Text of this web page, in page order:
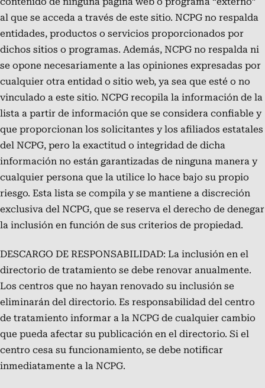
al que se acceda a través de este sitio. NCPG no respalda
entidades, productos o servicios proporcionados por
dichos sitios o programas. Además, NCPG no respalda ni
se opone necesariamente a las opiniones expresadas por
cualquier otra entidad o sitio web, ya sea que esté o no
vinculado a este sitio. NCPG recopila la información de la
lista a partir de información que se considera confiable y
que proporcionan los solicitantes y los afiliados estatales
del NCPG, pero la exactitud o integridad de dicha
información no están garantizadas de ninguna manera y
cualquier persona que la utilice lo hace bajo su propio
riesgo. Esta lista se compila y se mantiene a discreción
exclusiva del NCPG, que se reserva el derecho de denegar
la inclusión en función de sus criterios de propiedad.
DESCARGO DE RESPONSABILIDAD: La inclusión en el
directorio de tratamiento se debe renovar anualmente.
Los centros que no hayan renovado su inclusión se
eliminarán del directorio. Es responsabilidad del centro
de tratamiento informar a la NCPG de cualquier cambio
que pueda afectar su publicación en el directorio. Si el
centro cesa su funcionamiento, se debe notificar
inmediatamente a la NCPG.